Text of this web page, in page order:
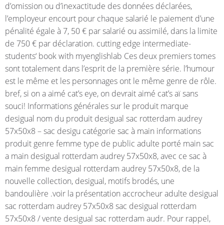
d’omission ou d’inexactitude des données déclarées,
l’employeur encourt pour chaque salarié le paiement d’une
pénalité égale à 7, 50 € par salarié ou assimilé, dans la limite
de 750 € par déclaration. cutting edge intermediate-
students‘ book with myenglishlab Ces deux premiers tomes
sont totalement dans l’esprit de la première série. l’humour
est le même et les personnages ont le même genre de rôle.
bref, si on a aimé cat’s eye, on devrait aimé cat’s aï sans
souci! Informations générales sur le produit marque
desigual nom du produit desigual sac rotterdam audrey
57x50x8 – sac desigu catégorie sac à main informations
produit genre femme type de public adulte porté main sac
a main desigual rotterdam audrey 57x50x8, avec ce sac à
main femme desigual rotterdam audrey 57x50x8, de la
nouvelle collection, desigual, motifs brodés, une
bandoulière .voir la présentation accrocheur adulte desigual
sac rotterdam audrey 57x50x8 sac desigual rotterdam
57x50x8 / vente desigual sac rotterdam audr. Pour rappel,